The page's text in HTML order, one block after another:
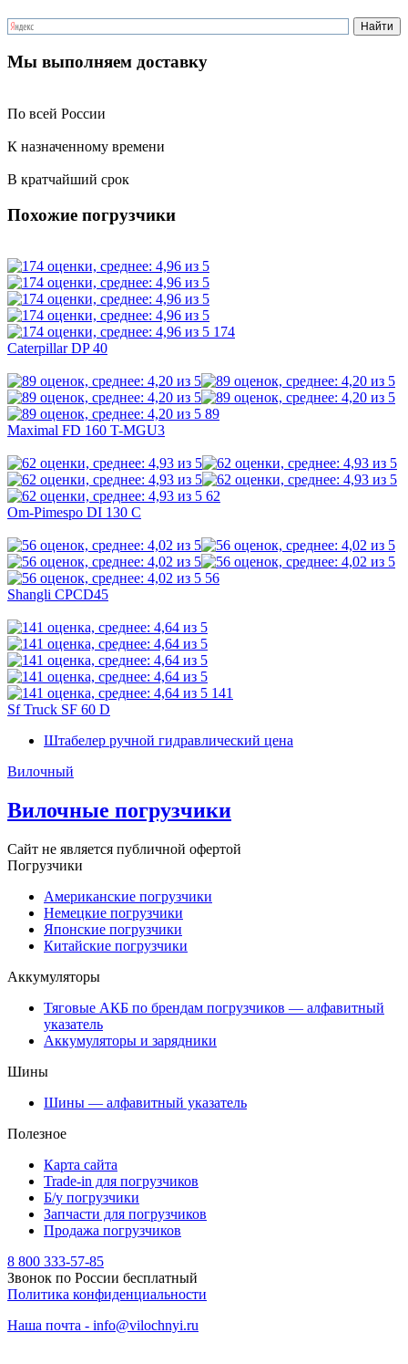
Мы выполняем доставку
По всей России
К назначенному времени
В кратчайший срок
Похожие погрузчики
174
Caterpillar DP 40
89
Maximal FD 160 T-MGU3
62
Om-Pimespo DI 130 C
56
Shangli CPCD45
141
Sf Truck SF 60 D
Штабелер ручной гидравлический цена
Вилочный
Вилочные погрузчики
Сайт не является публичной офертой
Погрузчики
Американские погрузчики
Немецкие погрузчики
Японские погрузчики
Китайские погрузчики
Аккумуляторы
Тяговые АКБ по брендам погрузчиков — алфавитный
указатель
Аккумуляторы и зарядники
Шины
Шины — алфавитный указатель
Полезное
Карта сайта
Trade-in для погрузчиков
Б/у погрузчики
Запчасти для погрузчиков
Продажа погрузчиков
8 800 333-57-85
Звонок по России бесплатный
Политика конфиденциальности
Наша почта - info@vilochnyi.ru